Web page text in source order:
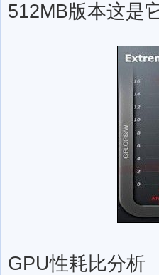
512MB版本这是
GPU性耗比分析